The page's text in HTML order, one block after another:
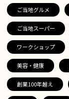
ご当地グルメ
ご当地スーパー
ワークショップ
美容・健康
創業100年越え